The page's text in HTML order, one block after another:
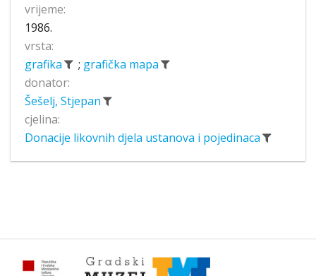
vrijeme:
1986.
vrsta:
grafika
; grafička mapa
donator:
Šešelj, Stjepan
cjelina:
Donacije likovnih djela ustanova i pojedinaca